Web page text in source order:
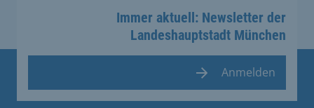
Immer aktuell: Newsletter der
Landeshauptstadt München
Anmelden